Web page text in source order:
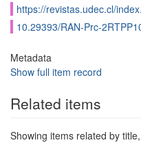
https://revistas.udec.cl/
10.29393/RAN-Prc-
Metadata
Show full item record
Related items
Showing items related by